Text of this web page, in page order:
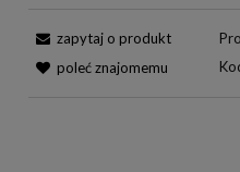
zapytaj o produkt
poleć znajomemu